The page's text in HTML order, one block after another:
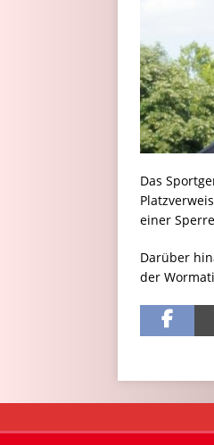
Das
einer
Darüber
der